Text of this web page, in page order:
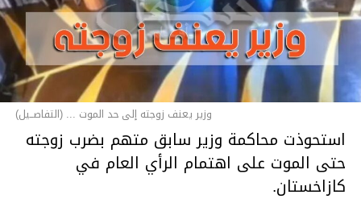
وزير يعنف زوجته إلى حد الموت ... (التفاصــيل)
استحوذت محاكمة وزير سابق متهم بضرب زوجته
حتى الموت على اهتمام الرأي العام في
كازاخستان.